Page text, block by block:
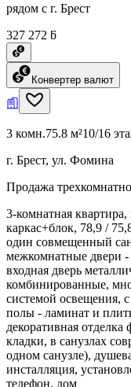
рядом с г. Брест
327 272 ƃ
Конвертер валют
3 комн.75.8 м²10/16
г. Брест, ул. Фомина
Продажа
3-комнатная
каркас+блок, 78,9 /
один совмещенный
межкомнатные двери
входная дверь
комбинированные,
системой освещения,
полы - ламинат и
декоративная
кладки, в санузлах
одном санузле),
инсталляция,
телефон, дом